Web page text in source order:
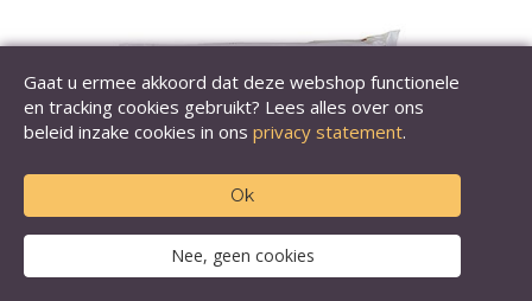
Gaat u ermee akkoord dat deze webshop functionele
en tracking cookies gebruikt? Lees alles over ons
beleid inzake cookies in ons privacy statement.
Ok
Nee, geen cookies